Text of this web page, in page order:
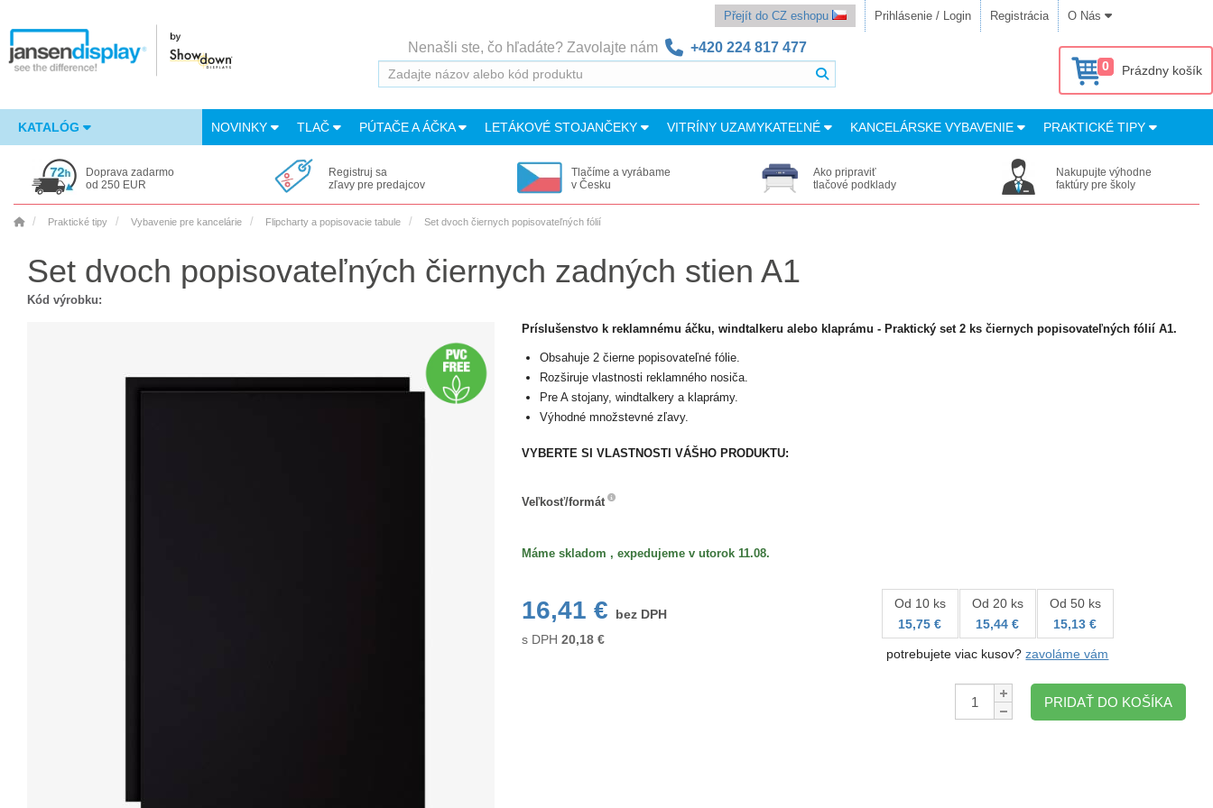
Přejít do CZ eshopu Prihlásenie / Login Registrácia O Nás
Nenašli ste, čo hľadáte? Zavolajte nám +420 224 817 477
0 Prázdny košík
KATALÓG NOVINKY TLAČ PÚTAČE A ÁČKA LETÁKOVÉ STOJANČEKY VITRÍNY UZAMYKATEĽNÉ KANCELÁRSKE VYBAVENIE PRAKTICKÉ TIPY
Doprava zadarmo
od 250 EUR
Registruj sa
zľavy pre predajcov
Tlačíme a vyrábame
v Česku
Ako pripraviť
tlačové podklady
Nakupujte výhodne
faktúry pre školy
Praktické tipy Vybavenie pre kancelárie Flipcharty a popisovacie tabule Set dvoch čiernych popisovateľných fólií
Set dvoch popisovateľných čiernych zadných stien A1
Kód výrobku:
Príslušenstvo k reklamnému áčku, windtalkeru alebo klaprámu - Praktický set 2 ks čiernych popisovateľných fólií A1.
Obsahuje 2 čierne popisovateľné fólie.
Rozširuje vlastnosti reklamného nosiča.
Pre A stojany, windtalkery a klaprámy.
Výhodné množstevné zľavy.
VYBERTE SI VLASTNOSTI VÁŠHO PRODUKTU:
Veľkosť/formát
Máme skladom , expedujeme v utorok 11.08.
16,41 €
bez DPH
s DPH 20,18€
Od 10 ks
15,75 €
Od 20 ks
15,44 €
Od 50 ks
15,13 €
potrebujete viac kusov?zavoláme vám
Množstvo:
PRIDAŤ DO KOŠÍKA